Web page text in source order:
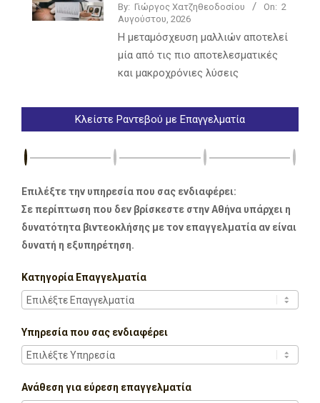
By: Γιώργος Χατζηθεοδοσίου On: 2
Αυγούστου, 2026
Η μεταμόσχευση μαλλιών αποτελεί
μία από τις πιο αποτελεσματικές
και μακροχρόνιες λύσεις
Κλείστε Ραντεβού με Επαγγελματία
Επιλέξτε την υπηρεσία που σας ενδιαφέρει:
Σε περίπτωση που δεν βρίσκεστε στην Αθήνα υπάρχει η
δυνατότητα βιντεοκλήσης με τον επαγγελματία αν είναι
δυνατή η εξυπηρέτηση.
Κατηγορία Επαγγελματία
Υπηρεσία που σας ενδιαφέρει
Ανάθεση για εύρεση επαγγελματία